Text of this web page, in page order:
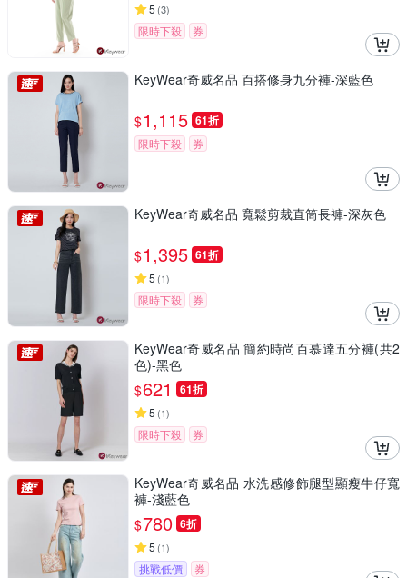
5 (3)
限時下殺 券
KeyWear奇威名品 百搭修身九分褲-深藍色
$1,115 61折
限時下殺 券
KeyWear奇威名品 寬鬆剪裁直筒長褲-深灰色
$1,395 61折
5 (1)
限時下殺 券
KeyWear奇威名品 簡約時尚百慕達五分褲(共2
色)-黑色
$621 61折
5 (1)
限時下殺 券
KeyWear奇威名品 水洗感修飾腿型顯瘦牛仔寬
褲-淺藍色
$780 6折
5 (1)
挑戰低價 券